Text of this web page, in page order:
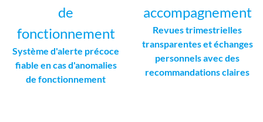
de
fonctionnement
Système d'alerte précoce
fiable en cas d'anomalies
de fonctionnement
accompagnement
Revues trimestrielles
transparentes et échanges
personnels avec des
recommandations claires